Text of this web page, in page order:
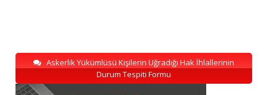
Askerlik Yükümlüsü Kişilerin Uğradığı Hak İhlallerinin
Durum Tespiti Formu